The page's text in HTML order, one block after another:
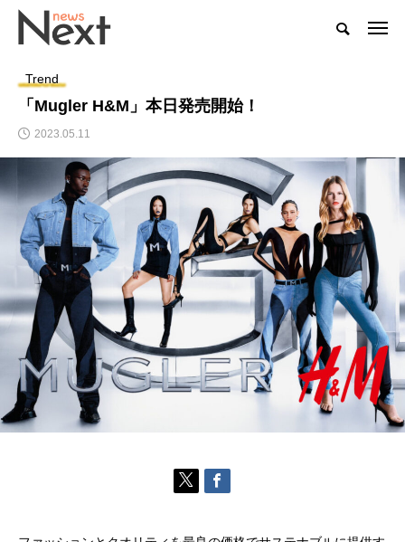
Trend
「Mugler H&M」本日発売開始！
2023.05.11